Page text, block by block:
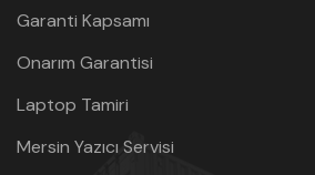
Garanti Kapsamı
Onarım Garantisi
Laptop Tamiri
Mersin Yazıcı Servisi